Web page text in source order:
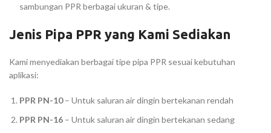
sambungan PPR berbagai ukuran & tipe.
Jenis Pipa PPR yang Kami Sediakan
Kami menyediakan berbagai tipe pipa PPR sesuai kebutuhan
aplikasi:
PPR PN-10– Untuk saluran air dingin bertekanan rendah
PPR PN-16 – Untuk saluran air dingin bertekanan sedang